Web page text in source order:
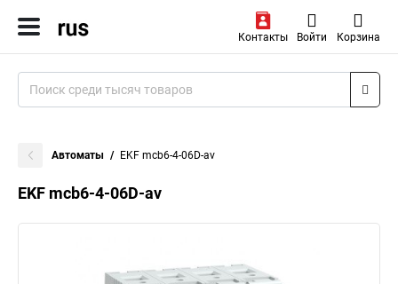
Контакты Войти Корзина
Автоматы EKF mcb6-4-06D-av
EKF mcb6-4-06D-av